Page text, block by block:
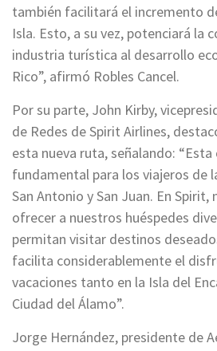
también facilitará el incremento
Isla. Esto, a su vez, potenciará la
industria turística al desarrollo
Rico”, afirmó Robles Cancel.
Por su parte, John Kirby,
de Redes de Spirit Airlines,
esta nueva ruta, señalando: “Esta
fundamental para los viajeros de
San Antonio y San Juan. En
ofrecer a nuestros huéspedes
permitan visitar destinos
facilita considerablemente el
vacaciones tanto en la Isla del
Ciudad del Álamo”.
Jorge Hernández, presidente de